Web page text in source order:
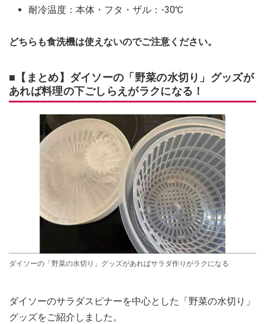
耐冷温度：本体・フタ・ザル：-30℃
どちらも食洗機は使えないのでご注意ください。
■【まとめ】ダイソーの「野菜の水切り」グッズが
あれば料理の下ごしらえがラクになる！
ダイソーの「野菜の水切り」グッズがあればサラダ作りがラクになる
ダイソーのサラダスピナーを中心とした「野菜の水切り」
グッズをご紹介しました。